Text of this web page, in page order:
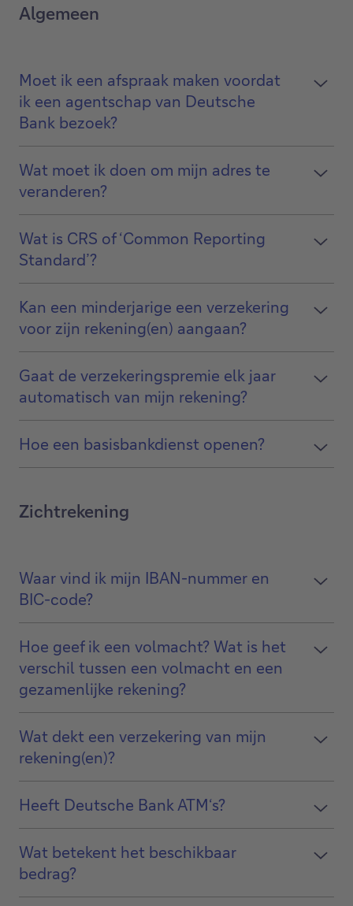
Algemeen
Moet ik een afspraak maken voordat
ik een agentschap van Deutsche
Bank bezoek?
Wat moet ik doen om mijn adres te
veranderen?
Wat is CRS of ‘Common Reporting
Standard’?
Kan een minderjarige een verzekering
voor zijn rekening(en) aangaan?
Gaat de verzekeringspremie elk jaar
automatisch van mijn rekening?
Hoe een basisbankdienst openen?
Zichtrekening
Waar vind ik mijn IBAN-nummer en
BIC-code?
Hoe geef ik een volmacht? Wat is het
verschil tussen een volmacht en een
gezamenlijke rekening?
Wat dekt een verzekering van mijn
rekening(en)?
Heeft Deutsche Bank ATM‘s?
Wat betekent het beschikbaar
bedrag?